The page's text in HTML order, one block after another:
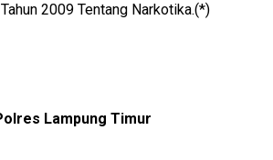
2009 Tentang Narkotika.(*)
Lampung Timur